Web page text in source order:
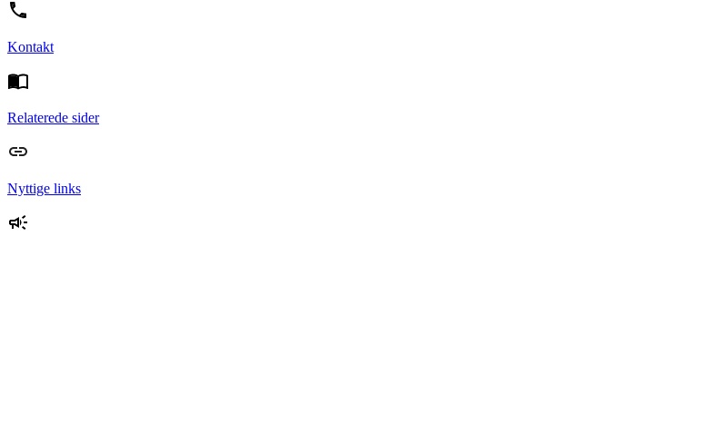
Kontakt
Relaterede sider
Nyttige links